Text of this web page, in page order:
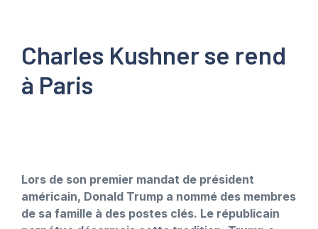
Charles Kushner se rend
à Paris
Lors de son premier mandat de président
américain, Donald Trump a nommé des membres
de sa famille à des postes clés. Le républicain